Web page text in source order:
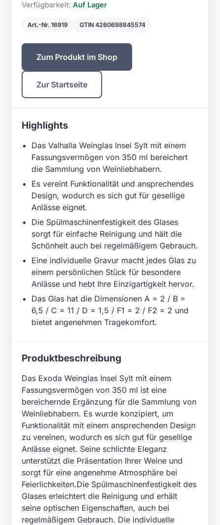
Verfügbarkeit: Auf Lager
Art.-Nr. 16919 GTIN 4260698845574
Zum Produkt im Shop
Zur Startseite
Highlights
Das Valhalla Weinglas Insel Sylt mit einem
Fassungsvermögen von 350 ml bereichert
die Sammlung von Weinliebhabern.
Es vereint Funktionalität und ansprechendes
Design, wodurch es sich gut für gesellige
Anlässe eignet.
Die Spülmaschinenfestigkeit des Glases
sorgt für einfache Reinigung und hält die
Schönheit auch bei regelmäßigem Gebrauch.
Eine individuelle Gravur macht jedes Glas zu
einem persönlichen Stück für besondere
Anlässe und hebt Ihre Einzigartigkeit hervor.
Das Glas hat die Dimensionen A = 2 / B =
6,5 / C = 11 / D = 1,5 / F1 = 2 / F2 = 2 und
bietet angenehmen Tragekomfort.
Produktbeschreibung
Das Exoda Weinglas Insel Sylt mit einem
Fassungsvermögen von 350 ml ist eine
bereichernde Ergänzung für die Sammlung von
Weinliebhabern. Es wurde konzipiert, um
Funktionalität mit einem ansprechenden Design
zu vereinen, wodurch es sich gut für gesellige
Anlässe eignet. Seine schlichte Eleganz
unterstützt die Präsentation Ihrer Weine und
sorgt für eine angenehme Atmosphäre bei
Feierlichkeiten.Die Spülmaschinenfestigkeit des
Glases erleichtert die Reinigung und erhält
seine optischen Eigenschaften, auch bei
regelmäßigem Gebrauch. Die individuelle